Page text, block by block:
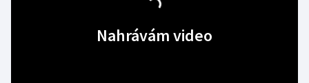
Nahrávám video